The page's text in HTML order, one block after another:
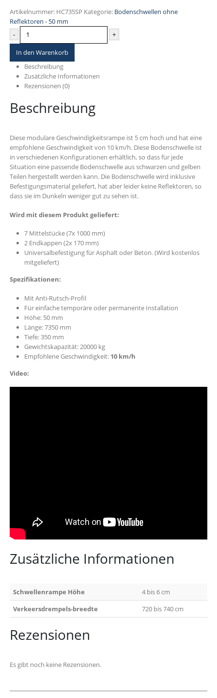
Artikelnummer: HC735SP Kategorie: Bodenschwellen ohne
Reflektoren - 50 mm
-
+
In den Warenkorb
Beschreibung
Zusätzliche Informationen
Rezensionen (0)
Beschreibung
Diese modulare Geschwindigkeitsrampe ist 5 cm hoch und hat eine
empfohlene Geschwindigkeit von 10 km/h. Diese Bodenschwelle ist
in verschiedenen Konfigurationen erhältlich, so dass für jede
Situation eine passende Bodenschwelle aus schwarzen und gelben
Teilen hergestellt werden kann. Die Bodenschwelle wird inklusive
Befestigungsmaterial geliefert, hat aber leider keine Reflektoren, so
dass sie im Dunkeln weniger gut zu sehen ist.
Wird mit diesem Produkt geliefert:
7 Mittelstücke (7x 1000 mm)
2 Endkappen (2x 170 mm)
Universalbefestigung für Asphalt oder Beton. (Wird kostenlos
mitgeliefert)
Spezifikationen:
Mit Anti-Rutsch-Profil
Für einfache temporäre oder permanente Installation
Höhe: 50 mm
Länge: 7350 mm
Tiefe: 350 mm
Gewichtskapazität: 20000 kg
Empfohlene Geschwindigkeit: 10 km/h
Video:
Zusätzliche Informationen
Schwellenrampe Höhe
4 bis 6 cm
Verkeersdrempels-breedte
720 bis 740 cm
Rezensionen
Es gibt noch keine Rezensionen.